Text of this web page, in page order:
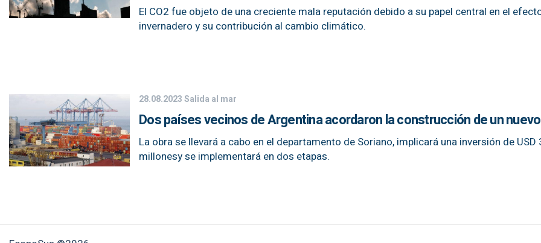
El CO2 fue objeto de una creciente mala reputación debido a su papel central en el
invernadero y su contribución al cambio climático.
28.08.2023Salida al mar
Dos países vecinos de Argentina acordaron la construcción de un
La obra se llevará a cabo en el departamento de Soriano, implicará una inversión de USD
millonesy se implementará en dos etapas.